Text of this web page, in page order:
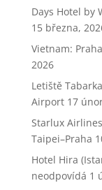
Days Hotel by
15 března,
Vietnam:
2026
Letiště
Airport 17
Starlux
Taipei–Praha
Hotel Hira
neodpovídá 1